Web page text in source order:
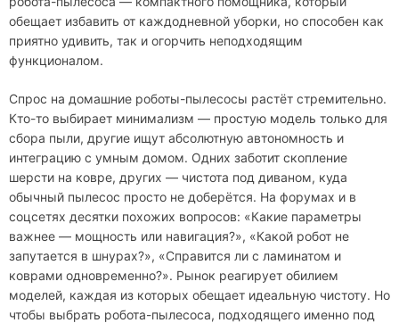
обещает избавить от каждодневной уборки, но способен как
приятно удивить, так и огорчить неподходящим
функционалом.
Спрос на домашние роботы-пылесосы растёт стремительно.
Кто-то выбирает минимализм — простую модель только для
сбора пыли, другие ищут абсолютную автономность и
интеграцию с умным домом. Одних заботит скопление
шерсти на ковре, других — чистота под диваном, куда
обычный пылесос просто не доберётся. На форумах и в
соцсетях десятки похожих вопросов: «Какие параметры
важнее — мощность или навигация?», «Какой робот не
запутается в шнурах?», «Справится ли с ламинатом и
коврами одновременно?». Рынок реагирует обилием
моделей, каждая из которых обещает идеальную чистоту. Но
чтобы выбрать робота-пылесоса, подходящего именно под